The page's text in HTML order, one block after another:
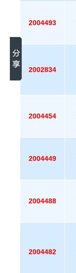
2004493
2002834
2004454
2004449
2004488
2004482